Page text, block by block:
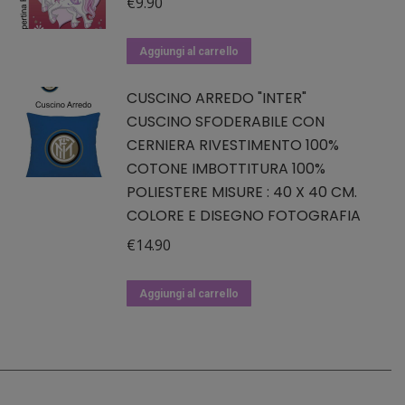
Aggiungi al carrello
CUSCINO ARREDO "INTER"
CUSCINO SFODERABILE CON
CERNIERA RIVESTIMENTO 100%
COTONE IMBOTTITURA 100%
POLIESTERE MISURE : 40 X 40 CM.
COLORE E DISEGNO FOTOGRAFIA
€14.90
Aggiungi al carrello